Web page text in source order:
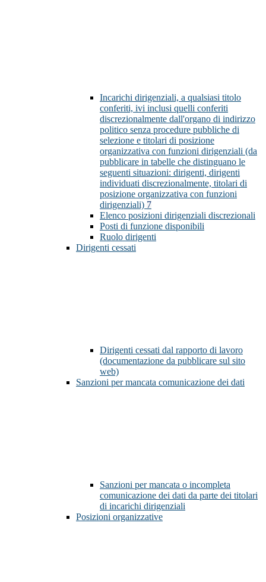
Incarichi dirigenziali, a qualsiasi titolo
conferiti, ivi inclusi quelli conferiti
discrezionalmente dall'organo di indirizzo
politico senza procedure pubbliche di
selezione e titolari di posizione
organizzativa con funzioni dirigenziali (da
pubblicare in tabelle che distinguano le
seguenti situazioni: dirigenti, dirigenti
individuati discrezionalmente, titolari di
posizione organizzativa con funzioni
dirigenziali) 7
Elenco posizioni dirigenziali discrezionali
Posti di funzione disponibili
Ruolo dirigenti
Dirigenti cessati
Dirigenti cessati dal rapporto di lavoro
(documentazione da pubblicare sul sito
web)
Sanzioni per mancata comunicazione dei dati
Sanzioni per mancata o incompleta
comunicazione dei dati da parte dei titolari
di incarichi dirigenziali
Posizioni organizzative